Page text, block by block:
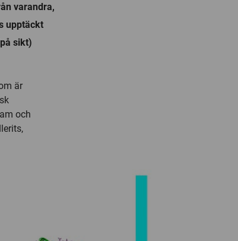
varandra,
upptäckt
sikt)
är
och